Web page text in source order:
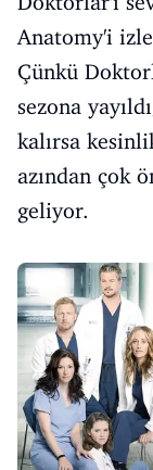
Anatomy'i
Çünkü
sezona
kalırsa
azından çok
geliyor.